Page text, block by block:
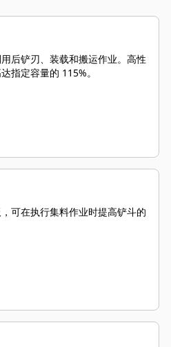
后铲刃、装载和搬运作业。高性
指定容量的 115%。
可在执行集料作业时提高铲斗的